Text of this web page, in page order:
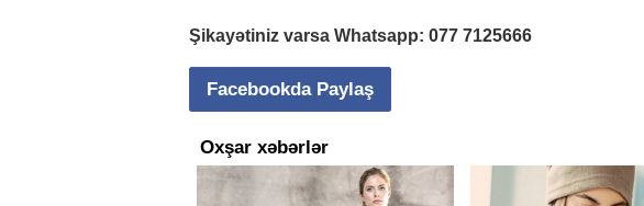
Şikayətiniz varsa Whatsapp: 077 7125666
Facebookda Paylaş
Oxşar xəbərlər